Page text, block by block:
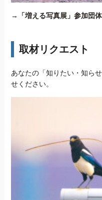
→ 「増える写真展」参加団
取材リクエスト
あなたの「知りたい・知ら
せください。